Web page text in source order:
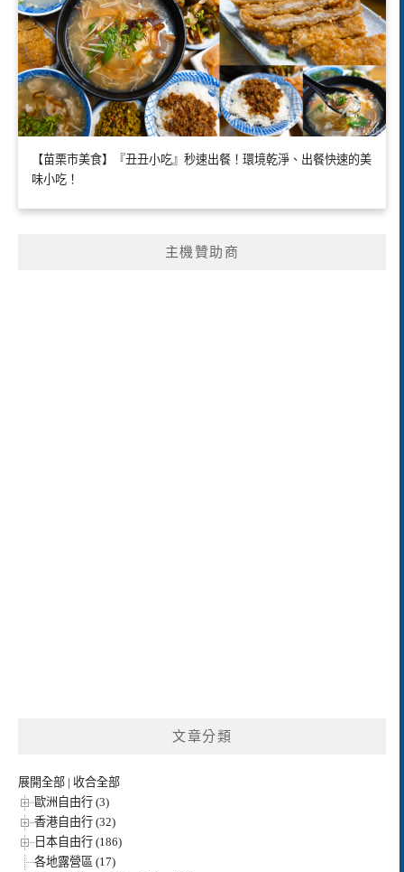
【苗栗市美食】『丑丑小吃』秒速出餐！環境乾淨、出餐快速的美
味小吃！
主機贊助商
文章分類
展開全部 | 收合全部
歐洲自由行 (3)
香港自由行 (32)
日本自由行 (186)
各地露營區 (17)